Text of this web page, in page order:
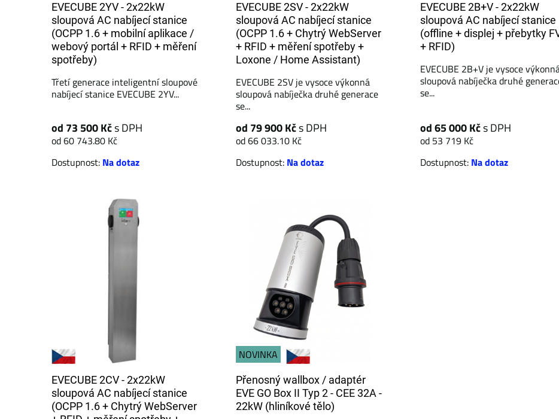
EVECUBE 2YV - 2x22kW
sloupová AC nabíjecí stanice
(OCPP 1.6 + mobilní aplikace /
webový portál + RFID + měření
spotřeby)
Třetí generace inteligentní sloupové
nabíjecí stanice EVECUBE 2YV...
od 73 500 Kčs DPH
od 60 743.80 Kč
Dostupnost: Na dotaz
EVECUBE 2SV - 2x22kW
sloupová AC nabíjecí stanice
(OCPP 1.6 + Chytrý WebServer
+ RFID + měření spotřeby +
Loxone / Home Assistant)
EVECUBE 2SV je vysoce výkonná
sloupová nabíječka druhé generace
se...
od 79 900 Kčs DPH
od 66 033.10 Kč
Dostupnost: Na dotaz
EVECUBE 2B+V - 2x22kW
sloupová AC nabíjecí stanice
(offline + displej + přebytky
+ RFID)
EVECUBE 2B+V je vysoce
sloupová nabíječka druhé
se...
od 65 000 Kčs DPH
od 53 719 Kč
Dostupnost: Na dotaz
EVECUBE 2CV - 2x22kW
sloupová AC nabíjecí stanice
(OCPP 1.6 + Chytrý WebServer
NOVINKA
Přenosný wallbox / adaptér
EVE GO Box II Typ 2 - CEE 32A -
22kW (hliníkové tělo)